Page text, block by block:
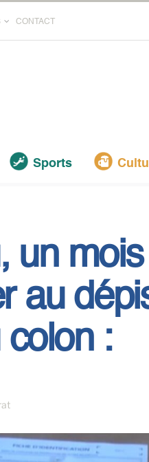
CONTACT
Sports
un
au
: